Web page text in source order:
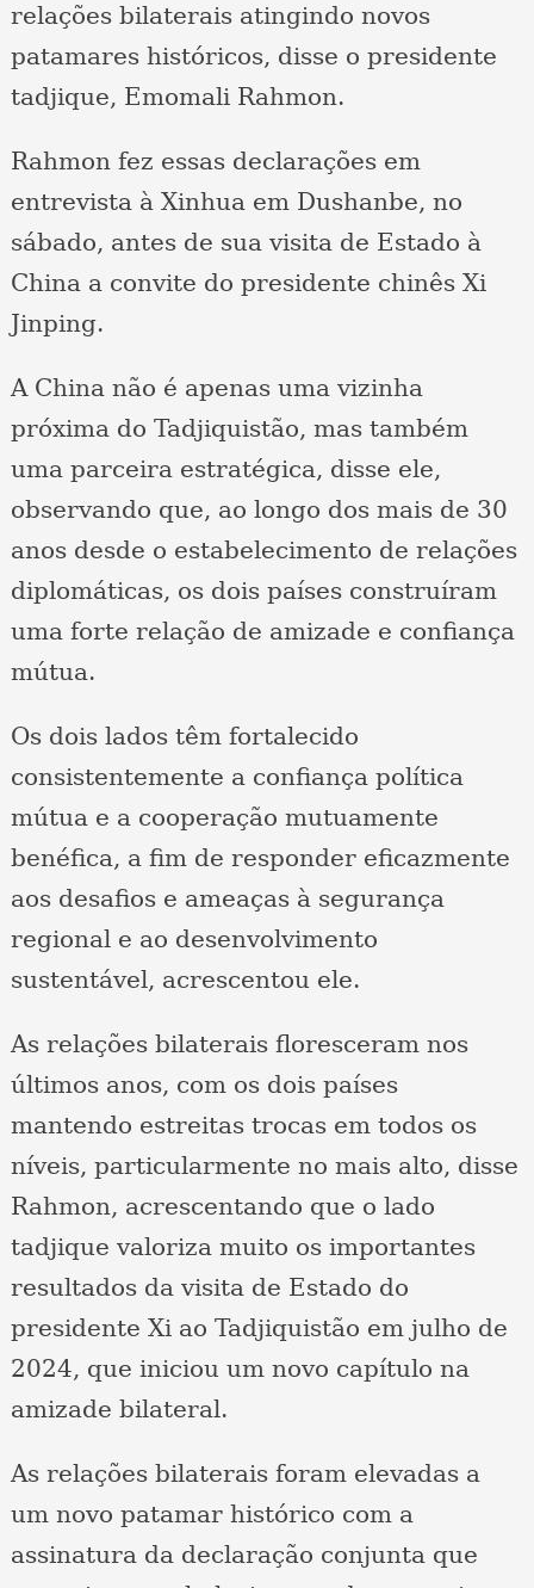
relações bilaterais atingindo novos
patamares históricos, disse o presidente
tadjique, Emomali Rahmon.
Rahmon fez essas declarações em
entrevista à Xinhua em Dushanbe, no
sábado, antes de sua visita de Estado à
China a convite do presidente chinês Xi
Jinping.
A China não é apenas uma vizinha
próxima do Tadjiquistão, mas também
uma parceira estratégica, disse ele,
observando que, ao longo dos mais de 30
anos desde o estabelecimento de relações
diplomáticas, os dois países construíram
uma forte relação de amizade e confiança
mútua.
Os dois lados têm fortalecido
consistentemente a confiança política
mútua e a cooperação mutuamente
benéfica, a fim de responder eficazmente
aos desafios e ameaças à segurança
regional e ao desenvolvimento
sustentável, acrescentou ele.
As relações bilaterais floresceram nos
últimos anos, com os dois países
mantendo estreitas trocas em todos os
níveis, particularmente no mais alto, disse
Rahmon, acrescentando que o lado
tadjique valoriza muito os importantes
resultados da visita de Estado do
presidente Xi ao Tadjiquistão em julho de
2024, que iniciou um novo capítulo na
amizade bilateral.
As relações bilaterais foram elevadas a
um novo patamar histórico com a
assinatura da declaração conjunta que